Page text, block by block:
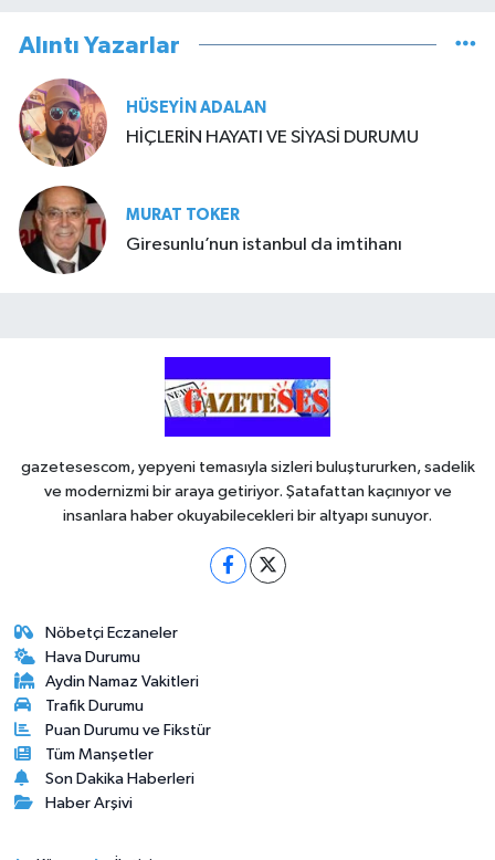
Alıntı Yazarlar
HÜSEYIN ADALAN
HİÇLERİN HAYATI VE SİYASİ DURUMU
MURAT TOKER
Giresunlu’nun istanbul da imtihanı
gazetesescom, yepyeni temasıyla sizleri buluştururken, sadelik
ve modernizmi bir araya getiriyor. Şatafattan kaçınıyor ve
insanlara haber okuyabilecekleri bir altyapı sunuyor.
Nöbetçi Eczaneler
Hava Durumu
Aydin Namaz Vakitleri
Trafik Durumu
Puan Durumu ve Fikstür
Tüm Manşetler
Son Dakika Haberleri
Haber Arşivi